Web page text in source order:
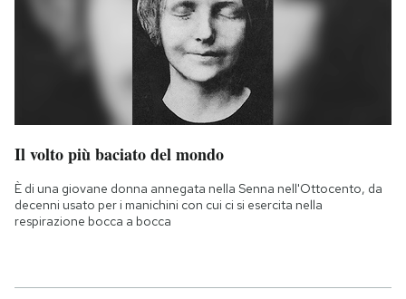
Il volto più baciato del mondo
È di una giovane donna annegata nella Senna nell'Ottocento, da
decenni usato per i manichini con cui ci si esercita nella
respirazione bocca a bocca